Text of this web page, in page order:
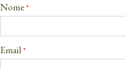
Nome*
Email*